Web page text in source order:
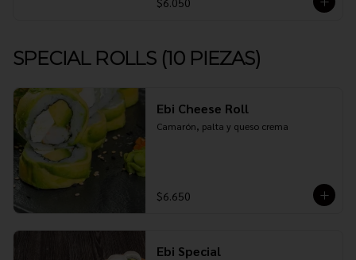
SPECIAL ROLLS (10 PIEZAS)
Ebi Cheese Roll
Camarón, palta y queso crema
$6.650
Ebi Special